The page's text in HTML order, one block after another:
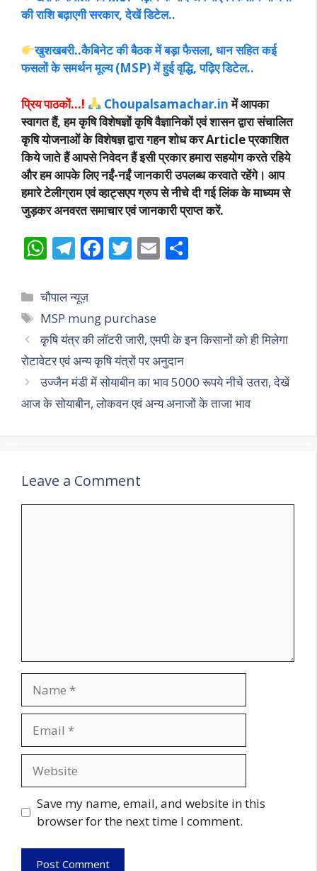
की राशि बढ़ाएगी सरकार, देखें डिटेल..
खुशखबरी..कैबिनेट की बैठक में बड़ा फैसला, धान सहित कई
फसलों के समर्थन मूल्य (MSP) में हुई वृद्धि, पढ़िए डिटेल..
प्रिय पाठकों…! Choupalsamachar.inमें आपका
स्वागत हैं, हम कृषि विशेषज्ञों कृषि वैज्ञानिकों एवं शासन द्वारा संचालित
कृषि योजनाओं के विशेषज्ञ द्वारा गहन शोध कर Article प्रकाशित
किये जाते हैं आपसे निवेदन हैं इसी प्रकार हमारा सहयोग करते रहिये
और हम आपके लिए नईं-नईं जानकारी उपलब्ध करवाते रहेंगे। आप
हमारे टेलीग्राम एवं व्हाट्सएप ग्रुप से नीचे दी गई लिंक के माध्यम से
जुड़कर अनवरत समाचार एवं जानकारी प्राप्त करें.
W
at
s
A
p
p
T
e
gr
a
m
F
b
o
o
k
T
er
E
Categories
चौपाल न्यूज़
Tags
MSP mung purchase
कृषि यंत्र की लॉटरी जारी, एमपी के इन किसानों को ही मिलेगा
रोटावेटर एवं अन्य कृषि यंत्रों पर अनुदान
उज्जैन मंडी में सोयाबीन का भाव 5000 रूपये नीचे उतरा, देखें
आज के सोयाबीन, लोकवन एवं अन्य अनाजों के ताजा भाव
Leave a Comment
Save my name, email, and website in this
browser for the next time I comment.